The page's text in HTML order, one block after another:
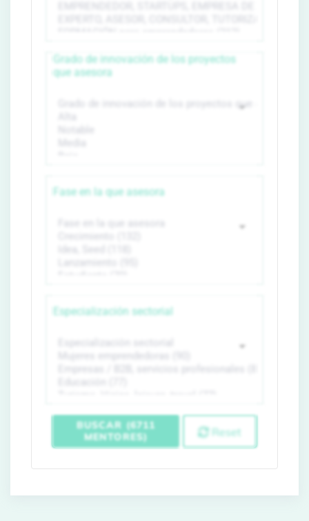
Grado de innovación de los proyectos
que asesora
Fase en la que asesora
Especialización sectorial
BUSCAR (6711
MENTORES)
Reset